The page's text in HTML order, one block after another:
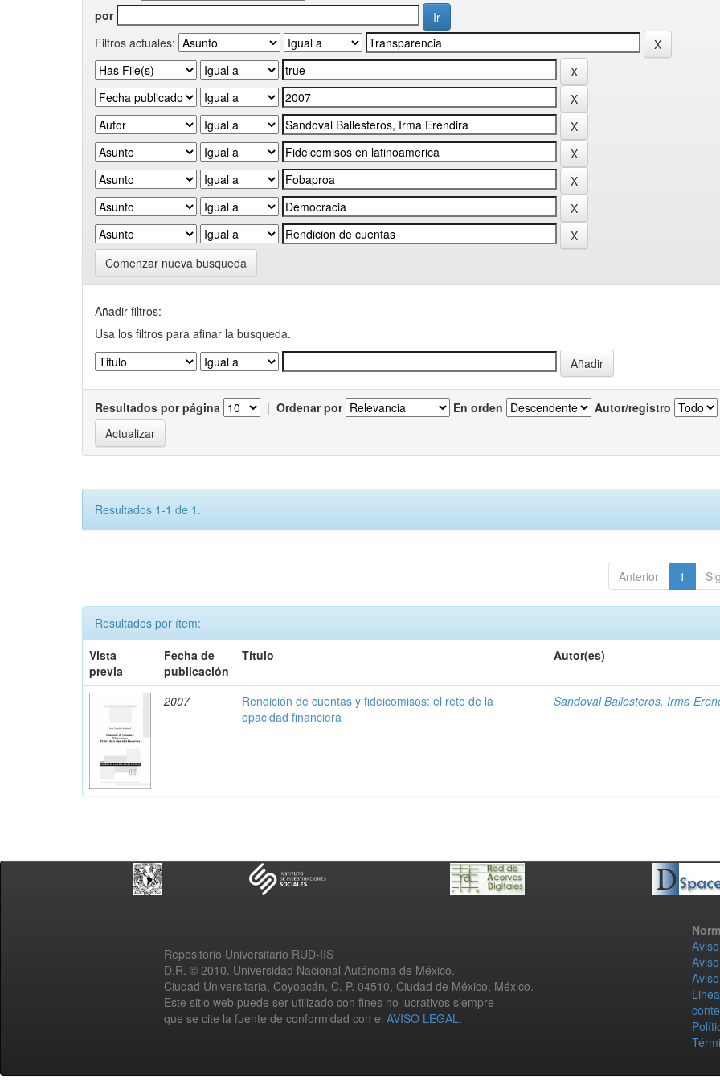
por
Filtros actuales:
Comenzar nueva busqueda
Añadir filtros:
Usa los filtros para afinar la busqueda.
Resultados por página | Ordenar por En orden Autor/registro
Resultados 1-1 de 1.
Anterior 1
Resultados por ítem:
Vista
previa
Fecha de
publicación
Título Autor(es)
2007
Rendición de cuentas y fideicomisos: el reto de la
opacidad financiera
Sandoval Ballesteros, Irma
Repositorio Universitario RUD-IIS
D.R. © 2010. Universidad Nacional Autónoma de México.
Ciudad Universitaria, Coyoacán, C. P. 04510, Ciudad de México, México.
Este sitio web puede ser utilizado con fines no lucrativos siempre
que se cite la fuente de conformidad con el AVISO LEGAL.